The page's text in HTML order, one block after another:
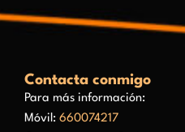
Contacta conmigo
Para más información:
Móvil: 660074217